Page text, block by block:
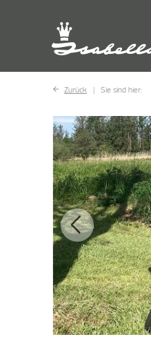
Zurück Sie sind hier: